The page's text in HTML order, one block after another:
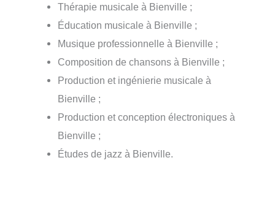
Thérapie musicale à Bienville ;
Éducation musicale à Bienville ;
Musique professionnelle à Bienville ;
Composition de chansons à Bienville ;
Production et ingénierie musicale à
Bienville ;
Production et conception électroniques à
Bienville ;
Études de jazz à Bienville.